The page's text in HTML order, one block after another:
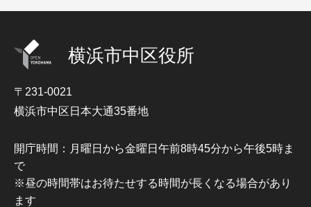
横浜市中区役所
〒231-0021
横浜市中区日本大通35番地
開庁時間：月曜日から金曜日午前8時45分から午後5時ま
で
※昼の時間帯はお待たせする時間が長くなる場合があり
ます